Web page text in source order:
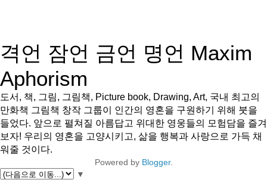
격언 잠언 금언 명언 Maxim
Aphorism
도서, 책, 그림, 그림책, Picture book, Drawing, Art, 국내 최고의
만화책 그림책 창작 그룹이 인간의 영혼을 구원하기 위해 붓을
들었다. 앞으로 펼쳐질 아름답고 위대한 영웅들의 모험담을 즐겨
보자! 우리의 영혼을 고양시키고, 삶을 행복과 사랑으로 가득 채
워줄 것이다.
Powered by Blogger.
▼